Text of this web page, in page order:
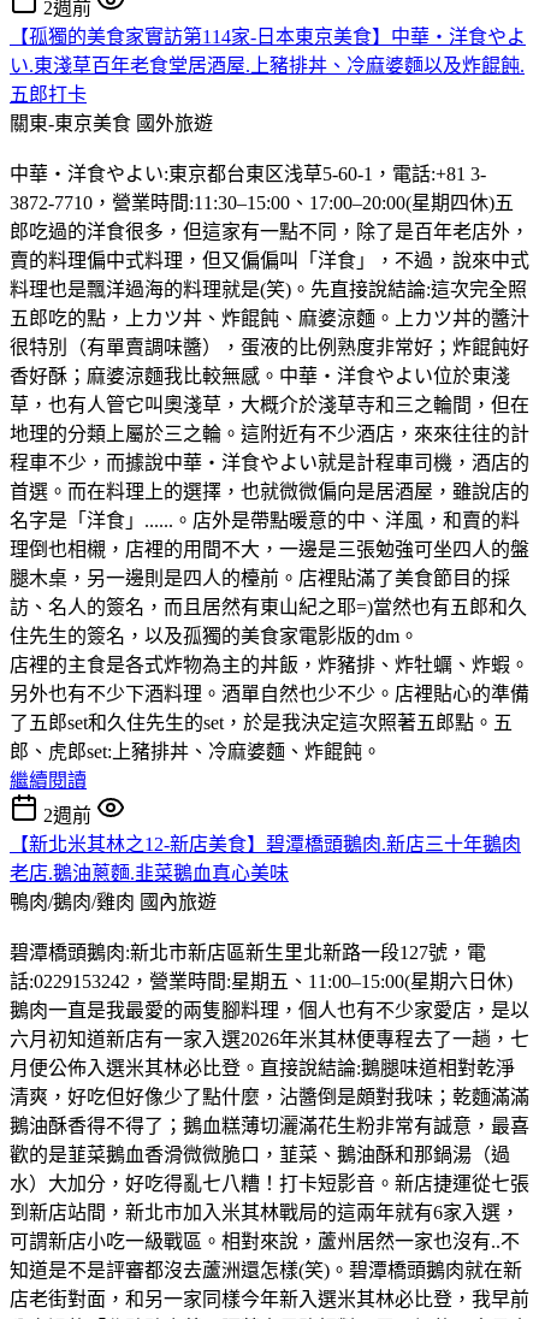
2週前
【孤獨的美食家實訪第114家-日本東京美食】中華・洋食やよ
い.東淺草百年老食堂居酒屋.上豬排丼、冷麻婆麵以及炸餛飩.
五郎打卡
關東-東京美食 國外旅遊
中華・洋食やよい:東京都台東区浅草5-60-1，電話:+81 3-
3872-7710，營業時間:11:30–15:00、17:00–20:00(星期四休)五
郎吃過的洋食很多，但這家有一點不同，除了是百年老店外，
賣的料理偏中式料理，但又偏偏叫「洋食」，不過，說來中式
料理也是飄洋過海的料理就是(笑)。先直接說結論:這次完全照
五郎吃的點，上カツ丼、炸餛飩、麻婆涼麵。上カツ丼的醬汁
很特別（有單賣調味醬），蛋液的比例熟度非常好；炸餛飩好
香好酥；麻婆涼麵我比較無感。中華・洋食やよい位於東淺
草，也有人管它叫奧淺草，大概介於淺草寺和三之輪間，但在
地理的分類上屬於三之輪。這附近有不少酒店，來來往往的計
程車不少，而據說中華・洋食やよい就是計程車司機，酒店的
首選。而在料理上的選擇，也就微微偏向是居酒屋，雖說店的
名字是「洋食」......。店外是帶點暖意的中、洋風，和賣的料
理倒也相櫬，店裡的用間不大，一邊是三張勉強可坐四人的盤
腿木桌，另一邊則是四人的檯前。店裡貼滿了美食節目的採
訪、名人的簽名，而且居然有東山紀之耶=)當然也有五郎和久
住先生的簽名，以及孤獨的美食家電影版的dm。
店裡的主食是各式炸物為主的丼飯，炸豬排、炸牡蠣、炸蝦。
另外也有不少下酒料理。酒單自然也少不少。店裡貼心的準備
了五郎set和久住先生的set，於是我決定這次照著五郎點。五
郎、虎郎set:上豬排丼、冷麻婆麵、炸餛飩。
繼續閱讀
2週前
【新北米其林之12-新店美食】碧潭橋頭鵝肉.新店三十年鵝肉
老店.鵝油蔥麵.韭菜鵝血真心美味
鴨肉/鵝肉/雞肉 國內旅遊
碧潭橋頭鵝肉:新北市新店區新生里北新路一段127號，電
話:0229153242，營業時間:星期五、11:00–15:00(星期六日休)
鵝肉一直是我最愛的兩隻腳料理，個人也有不少家愛店，是以
六月初知道新店有一家入選2026年米其林便專程去了一趟，七
月便公佈入選米其林必比登。直接說結論:鵝腿味道相對乾淨
清爽，好吃但好像少了點什麼，沾醬倒是頗對我味；乾麵滿滿
鵝油酥香得不得了；鵝血糕薄切灑滿花生粉非常有誠意，最喜
歡的是韮菜鵝血香滑微微脆口，韮菜、鵝油酥和那鍋湯（過
水）大加分，好吃得亂七八糟！打卡短影音。新店捷運從七張
到新店站間，新北市加入米其林戰局的這兩年就有6家入選，
可謂新店小吃一級戰區。相對來說，蘆州居然一家也沒有..不
知道是不是評審都沒去蘆洲還怎樣(笑)。碧潭橋頭鵝肉就在新
店老街對面，和另一家同樣今年新入選米其林必比登，我早前